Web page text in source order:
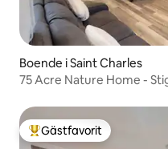
Boende i Saint Charles
75 Acre Nature Home -
Populär gästfavorit
Gästfavorit